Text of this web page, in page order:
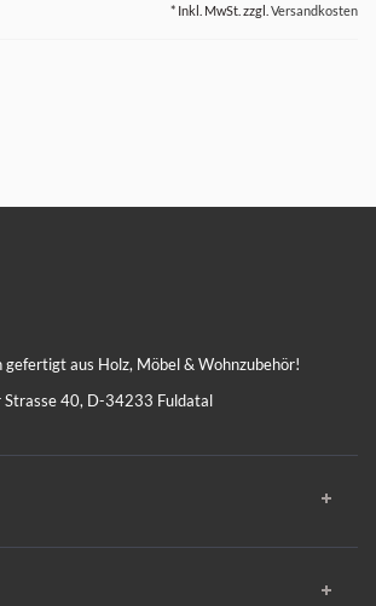
* Inkl. MwSt. zzgl. Versandkosten
gefertigt aus Holz, Möbel & Wohnzubehör!
Strasse 40, D-34233 Fuldatal